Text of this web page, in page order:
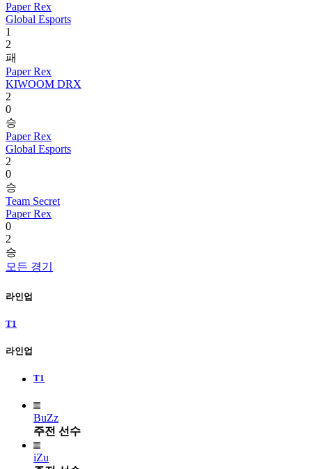
Paper Rex
Global Esports
1
2
패
Paper Rex
KIWOOM DRX
2
0
승
Paper Rex
Global Esports
2
0
승
Team Secret
Paper Rex
0
2
승
모든 경기
라인업
T1
라인업
T1
BuZz
주전 선수
iZu